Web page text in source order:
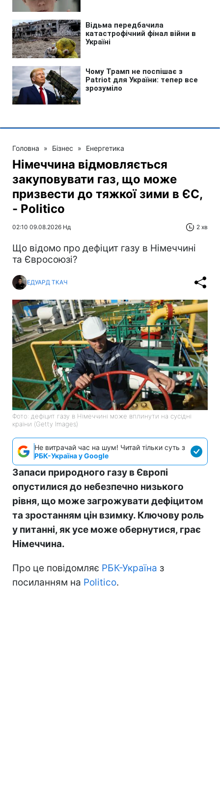
Головна » Бізнес » Енергетика
Німеччина відмовляється
закуповувати газ, що може
призвести до тяжкої зими в ЄС,
- Politico
02:10 09.08.2026 Нд 2 хв
Що відомо про дефіцит газу в Німеччині
та Євросоюзі?
ЕДУАРД ТКАЧ
Фото: дефіцит газу в Німеччині може вплинути на сусідні
країни (Getty Images)
Не витрачай час на шум! Читай тільки суть з
РБК-Україна у Google
Запаси природного газу в Європі
опустилися до небезпечно низького
рівня, що може загрожувати дефіцитом
та зростанням цін взимку. Ключову роль
у питанні, як усе може обернутися, грає
Німеччина.
Про це повідомляє РБК-Україна з
посиланням на Politico.